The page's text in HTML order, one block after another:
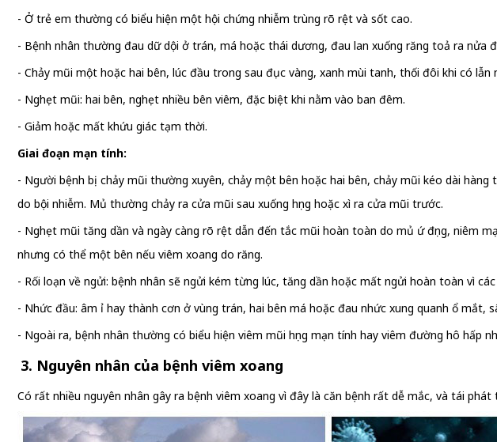
- Ở trẻ em thường có biểu hiện một hội chứng nhiễm trùng rõ rệt và sốt cao.
- Bệnh nhân thường đau dữ dội ở trán, má hoặc thái dương, đau lan xuống răng toả ra
- Chảy mũi một hoặc hai bên, lúc đầu trong sau đục vàng, xanh mùi tanh, thối đôi khi có lẫn
- Nghẹt mũi: hai bên, nghẹt nhiều bên viêm, đặc biệt khi nằm vào ban đêm.
- Giảm hoặc mất khứu giác tạm thời.
Giai đoạn mạn tính:
- Người bệnh bị chảy mũi thường xuyên, chảy một bên hoặc hai bên, chảy mũi kéo dài
do bội nhiễm. Mủ thường chảy ra cửa mũi sau xuống họng hoặc xì ra cửa mũi trước.
- Nghẹt mũi tăng dần và ngày càng rõ rệt dẫn đến tắc mũi hoàn toàn do mủ ứ đọng, niêm
nhưng có thể một bên nếu viêm xoang do răng.
- Rối loạn về ngửi: bệnh nhân sẽ ngửi kém từng lúc, tăng dần hoặc mất ngửi hoàn toàn vì
- Nhức đầu: âm ỉ hay thành cơn ở vùng trán, hai bên má hoặc đau nhức xung quanh ổ mắt,
- Ngoài ra, bệnh nhân thường có biểu hiện viêm mũi họng mạn tính hay viêm đường hô hấp
3. Nguyên nhân của bệnh viêm xoang
Có rất nhiều nguyên nhân gây ra bệnh viêm xoang vì đây là căn bệnh rất dễ mắc, và tái phát